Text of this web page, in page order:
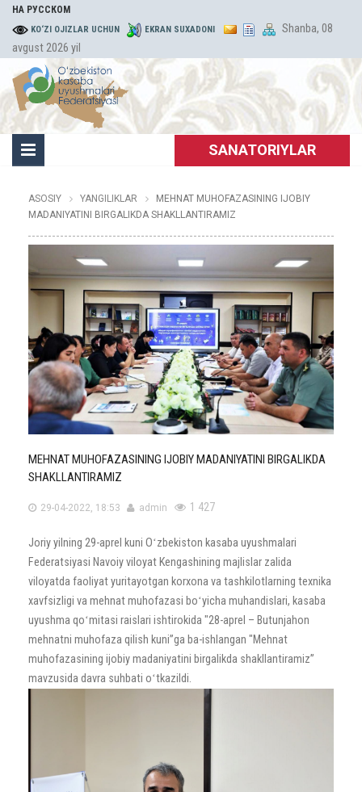
НА РУССКОМ
KO‘ZI OJIZLAR UCHUN EKRAN SUXADONI
Shanba, 08
avgust 2026 yil
SANATORIYLAR
ASOSIY YANGILIKLAR
MEHNAT MUHOFAZASINING IJOBIY
MADANIYATINI BIRGALIKDA SHAKLLANTIRAMIZ
MEHNAT MUHOFAZASINING IJOBIY MADANIYATINI BIRGALIKDA
SHAKLLANTIRAMIZ
29-04-2022, 18:53 admin 1 427
Joriy yilning 29-aprel kuni Oʻzbekiston kasaba uyushmalari
Federatsiyasi Navoiy viloyat Kengashining majlislar zalida
viloyatda faoliyat yuritayotgan korxona va tashkilotlarning texnika
xavfsizligi va mehnat muhofazasi boʻyicha muhandislari, kasaba
uyushma qoʻmitasi raislari ishtirokida "28-aprel – Butunjahon
mehnatni muhofaza qilish kuni”ga ba-ishlangan "Mehnat
muhofazasining ijobiy madaniyatini birgalikda shakllantiramiz”
mavzusida davra suhbati oʻtkazildi.